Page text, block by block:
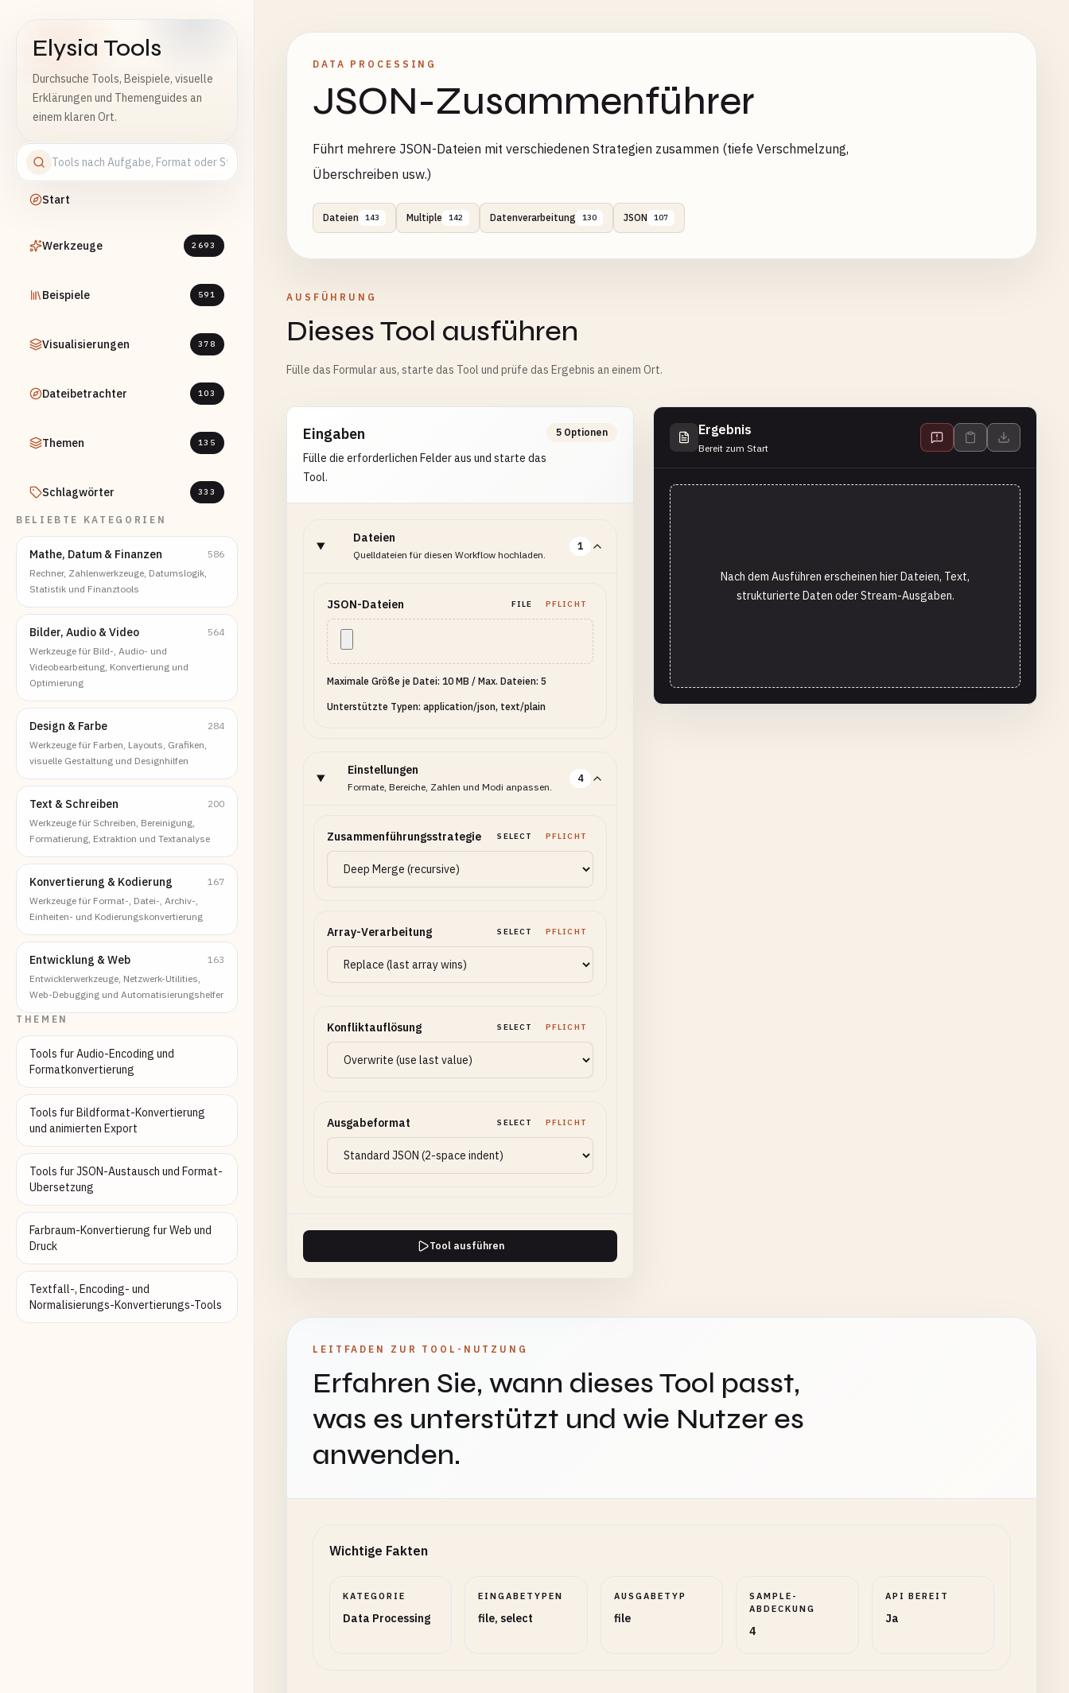
Elysia Tools
Durchsuche Tools, Beispiele, visuelle
Erklärungen und Themenguides an
einem klaren Ort.
Start
Werkzeuge 2693
Beispiele 591
Visualisierungen 378
Dateibetrachter 103
Themen 135
Schlagwörter 333
BELIEBTE KATEGORIEN
Mathe, Datum & Finanzen
586
Rechner, Zahlenwerkzeuge, Datumslogik,
Statistik und Finanztools
Bilder, Audio & Video
564
Werkzeuge für Bild-, Audio- und
Videobearbeitung, Konvertierung und
Optimierung
Design & Farbe
284
Werkzeuge für Farben, Layouts, Grafiken,
visuelle Gestaltung und Designhilfen
Text & Schreiben
200
Werkzeuge für Schreiben, Bereinigung,
Formatierung, Extraktion und Textanalyse
Konvertierung & Kodierung
167
Werkzeuge für Format-, Datei-, Archiv-,
Einheiten- und Kodierungskonvertierung
Entwicklung & Web
163
Entwicklerwerkzeuge, Netzwerk-Utilities,
Web-Debugging und Automatisierungshelfer
THEMEN
Tools fur Audio-Encoding und
Formatkonvertierung
Tools fur Bildformat-Konvertierung
und animierten Export
Tools fur JSON-Austausch und Format-
Ubersetzung
Farbraum-Konvertierung fur Web und
Druck
Textfall-, Encoding- und
Normalisierungs-Konvertierungs-Tools
DATA PROCESSING
JSON-Zusammenführer
Führt mehrere JSON-Dateien mit verschiedenen Strategien zusammen (tiefe Verschmelzung,
Überschreiben usw.)
Dateien 143 Multiple 142 Datenverarbeitung 130 JSON 107
AUSFÜHRUNG
Dieses Tool ausführen
Fülle das Formular aus, starte das Tool und prüfe das Ergebnis an einem Ort.
Eingaben
Fülle die erforderlichen Felder aus und starte das
Tool.
5 Optionen
Dateien
Quelldateien für diesen Workflow hochladen.
1
JSON-Dateien FILE PFLICHT
Maximale Größe je Datei: 10 MB / Max. Dateien: 5
Unterstützte Typen: application/json, text/plain
Einstellungen
Formate, Bereiche, Zahlen und Modi anpassen.
4
Zusammenführungsstrategie SELECT PFLICHT
Array-Verarbeitung SELECT PFLICHT
Konfliktauflösung SELECT PFLICHT
Ausgabeformat SELECT PFLICHT
Tool ausführen
Ergebnis
Bereit zum Start
Nach dem Ausführen erscheinen hier Dateien, Text,
strukturierte Daten oder Stream-Ausgaben.
LEITFADEN ZUR TOOL-NUTZUNG
Erfahren Sie, wann dieses Tool passt,
was es unterstützt und wie Nutzer es
anwenden.
Wichtige Fakten
KATEGORIE
Data Processing
EINGABETYPEN
file, select
AUSGABETYP
file
SAMPLE-
ABDECKUNG
4
API BEREIT
Ja